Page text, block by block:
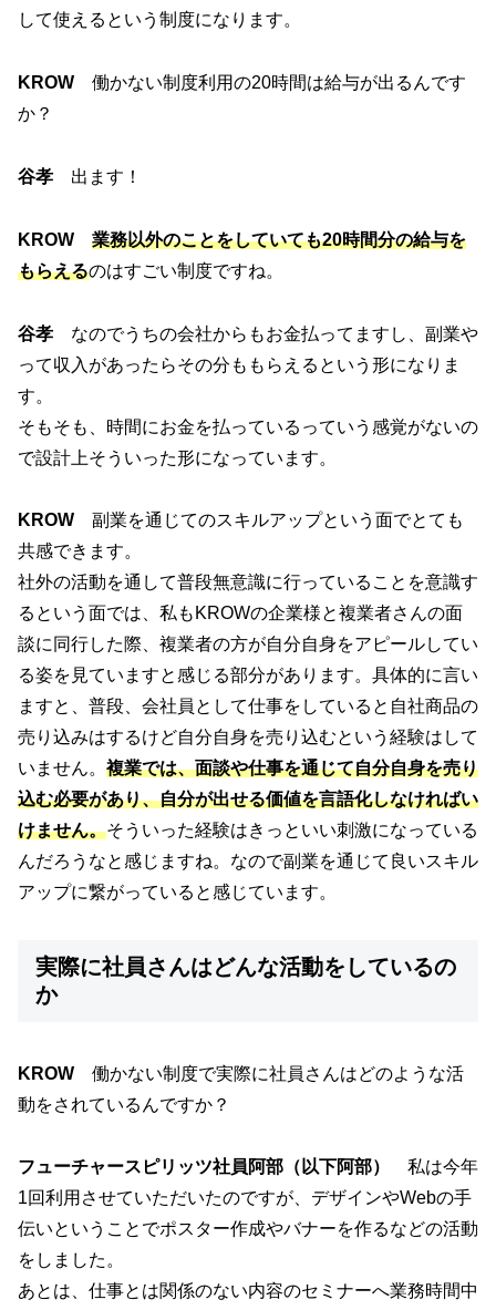
して使えるという制度になります。
KROW 働かない制度利用の20時間は給与が出るんです
か？
谷孝 出ます！
KROW
業務以外のことをしていても20時間分の給与を
もらえるのはすごい制度ですね。
谷孝 なのでうちの会社からもお金払ってますし、副業や
って収入があったらその分ももらえるという形になりま
す。
そもそも、時間にお金を払っているっていう感覚がないの
で設計上そういった形になっています。
KROW 副業を通じてのスキルアップという面でとても
共感できます。
社外の活動を通して普段無意識に行っていることを意識す
るという面では、私もKROWの企業様と複業者さんの面
談に同行した際、複業者の方が自分自身をアピールしてい
る姿を見ていますと感じる部分があります。具体的に言い
ますと、普段、会社員として仕事をしていると自社商品の
売り込みはするけど自分自身を売り込むという経験はして
いません。 複業では、面談や仕事を通じて自分自身を売り
込む必要があり、自分が出せる価値を言語化しなければい
けません。そういった経験はきっといい刺激になっている
んだろうなと感じますね。なので副業を通じて良いスキル
アップに繋がっていると感じています。
実際に社員さんはどんな活動をしているの
か
KROW 働かない制度で実際に社員さんはどのような活
動をされているんですか？
フューチャースピリッツ社員阿部（以下阿部）
私は今年
1回利用させていただいたのですが、デザインやWebの手
伝いということでポスター作成やバナーを作るなどの活動
をしました。
あとは、仕事とは関係のない内容のセミナーへ業務時間中